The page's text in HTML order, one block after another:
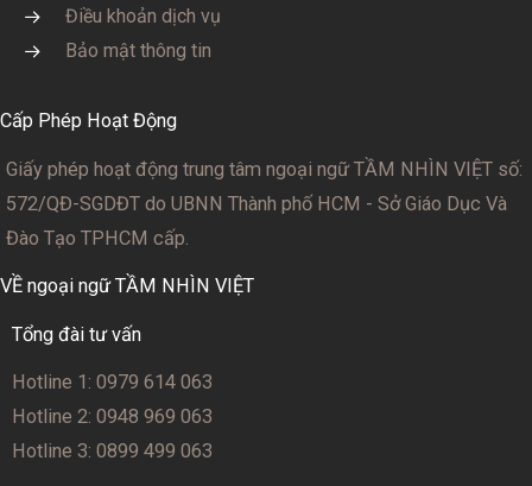
Điều khoản dịch vụ
Bảo mật thông tin
Cấp Phép Hoạt Động
Giấy phép hoạt động trung tâm ngoại ngữ TẦM NHÌN VIỆT số:
572/QĐ-SGDĐT do UBNN Thành phố HCM - Sở Giáo Dục Và
Đào Tạo TPHCM cấp.
VỀ ngoại ngữ TẦM NHÌN VIỆT
Tổng đài tư vấn
Hotline 1: 0979 614 063
Hotline 2: 0948 969 063
Hotline 3: 0899 499 063